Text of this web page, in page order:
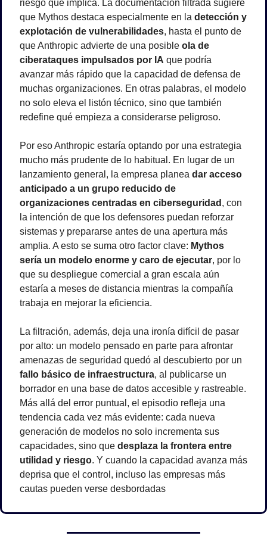
riesgo que implica. La documentación filtrada sugiere
que Mythos destaca especialmente en la detección y
explotación de vulnerabilidades, hasta el punto de
que Anthropic advierte de una posible ola de
ciberataques impulsados por IA que podría
avanzar más rápido que la capacidad de defensa de
muchas organizaciones. En otras palabras, el modelo
no solo eleva el listón técnico, sino que también
redefine qué empieza a considerarse peligroso.
Por eso Anthropic estaría optando por una estrategia
mucho más prudente de lo habitual. En lugar de un
lanzamiento general, la empresa planea dar acceso
anticipado a un grupo reducido de
organizaciones centradas en ciberseguridad , con
la intención de que los defensores puedan reforzar
sistemas y prepararse antes de una apertura más
amplia. A esto se suma otro factor clave: Mythos
sería un modelo enorme y caro de ejecutar, por lo
que su despliegue comercial a gran escala aún
estaría a meses de distancia mientras la compañía
trabaja en mejorar la eficiencia.
La filtración, además, deja una ironía difícil de pasar
por alto: un modelo pensado en parte para afrontar
fallo básico de infraestructura, al publicarse un
borrador en una base de datos accesible y rastreable.
Más allá del error puntual, el episodio refleja una
tendencia cada vez más evidente: cada nueva
generación de modelos no solo incrementa sus
capacidades, sino que desplaza la frontera entre
utilidad y riesgo. Y cuando la capacidad avanza más
deprisa que el control, incluso las empresas más
cautas pueden verse desbordadas